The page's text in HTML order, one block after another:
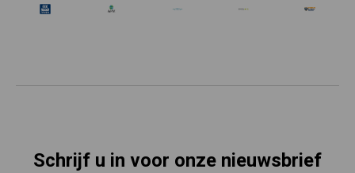
Schrijf u in voor onze nieuwsbrief